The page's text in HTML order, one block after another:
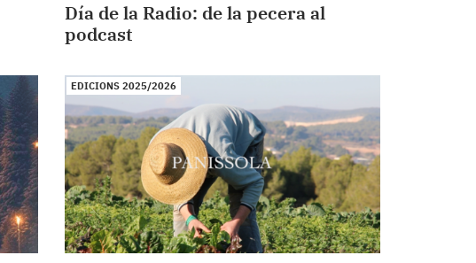
Día de la Radio: de la pecera al
podcast
EDICIONS 2025/2026